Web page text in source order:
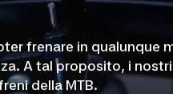
frenare in qualunque
A tal proposito, i
della MTB.